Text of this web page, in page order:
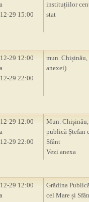
29 15:00
instituțiilor
stat
29 12:00
29 22:00
mun.
anexei)
29 12:00
29 22:00
Mun.
publică Ștefan
Sfânt
Vezi anexa
29 12:00
Grădina
cel Mare și